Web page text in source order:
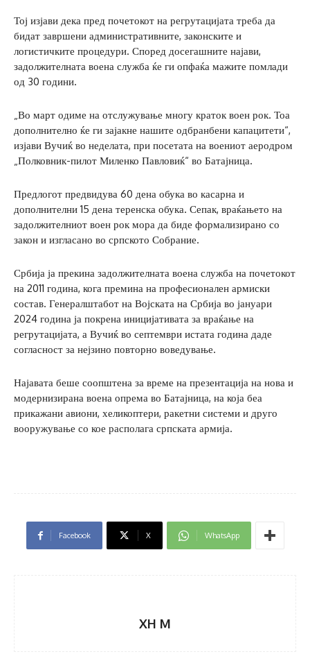
Тој изјави дека пред почетокот на регрутацијата треба да
бидат завршени административните, законските и
логистичките процедури. Според досегашните најави,
задолжителната воена служба ќе ги опфаќа мажите помлади
од 30 години.
„Во март одиме на отслужување многу краток воен рок. Тоа
дополнително ќе ги зајакне нашите одбранбени капацитети“,
изјави Вучиќ во неделата, при посетата на воениот аеродром
„Полковник-пилот Миленко Павловиќ“ во Батајница.
Предлогот предвидува 60 дена обука во касарна и
дополнителни 15 дена теренска обука. Сепак, враќањето на
задолжителниот воен рок мора да биде формализирано со
закон и изгласано во српското Собрание.
Србија ја прекина задолжителната воена служба на почетокот
на 2011 година, кога премина на професионален армиски
состав. Генералштабот на Војската на Србија во јануари
2024 година ја покрена иницијативата за враќање на
регрутацијата, а Вучиќ во септември истата година даде
согласност за нејзино повторно воведување.
Најавата беше соопштена за време на презентација на нова и
модернизирана воена опрема во Батајница, на која беа
прикажани авиони, хеликоптери, ракетни системи и друго
вооружување со кое располага српската армија.
Facebook X WhatsApp
XH M